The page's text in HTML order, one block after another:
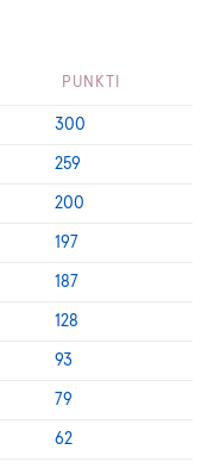
PUNKTI
300
259
200
197
187
128
93
79
62